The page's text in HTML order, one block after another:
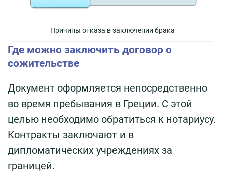
Причины отказа в заключении брака
Где можно заключить договор о
сожительстве
Документ оформляется непосредственно
во время пребывания в Греции. С этой
целью необходимо обратиться к нотариусу.
Контракты заключают и в
дипломатических учреждениях за
границей.